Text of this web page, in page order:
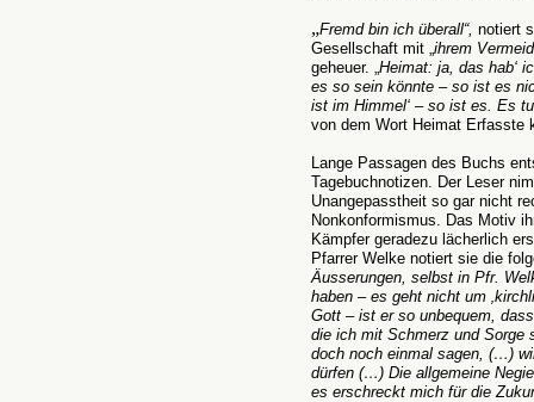
„Fremd bin ich überall“, notiert
Gesellschaft mit „ihrem
geheuer. „Heimat: ja, das hab‘
es so sein könnte – so ist es
ist im Himmel‘ – so ist es. Es
von dem Wort Heimat Erfasste
Lange Passagen des Buchs
Tagebuchnotizen. Der Leser
Unangepasstheit so gar nicht
Nonkonformismus. Das Motiv
Kämpfer geradezu lächerlich
Pfarrer Welke notiert sie die
Äusserungen, selbst in Pfr.
haben – es geht nicht um
Gott – ist er so unbequem,
die ich mit Schmerz und Sorge
doch noch einmal sagen, (…)
dürfen (…) Die allgemeine
es erschreckt mich für die